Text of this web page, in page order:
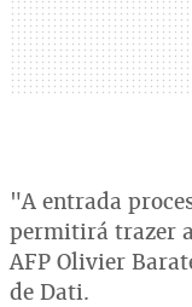
"A entrada
permitirá trazer
AFP Olivier
de Dati.